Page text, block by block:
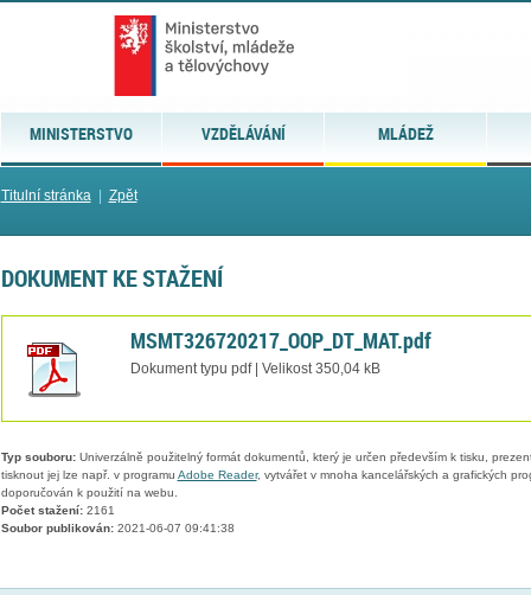
MINISTERSTVO VZDĚLÁVÁNÍ MLÁDEŽ
Titulní stránka| Zpět
DOKUMENT KE STAŽENÍ
MSMT326720217_OOP_DT_MAT.pdf
Dokument typu pdf | Velikost 350,04 kB
Typ souboru:Univerzálně použitelný formát dokumentů, který je určen především k tisku,
tisknout jej lze např. v programu Adobe Reader, vytvářet v mnoha kancelářských a grafických
doporučován k použití na webu.
Počet stažení:2161
Soubor publikován:2021-06-07 09:41:38